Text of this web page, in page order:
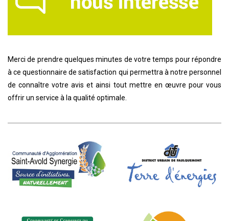
Merci de prendre quelques minutes de votre temps pour répondre
à ce questionnaire de satisfaction qui permettra à notre personnel
de connaître votre avis et ainsi tout mettre en œuvre pour vous
offrir un service à la qualité optimale.